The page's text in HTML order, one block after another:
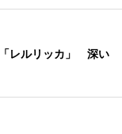
レルリッカ」 深い